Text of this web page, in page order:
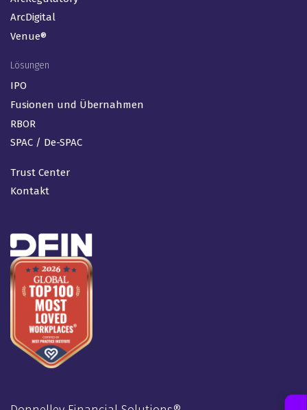
ArcDigital
Venue®
Lösungen
IPO
Fusionen und Übernahmen
RBOR
SPAC / De-SPAC
Trust Center
Kontakt